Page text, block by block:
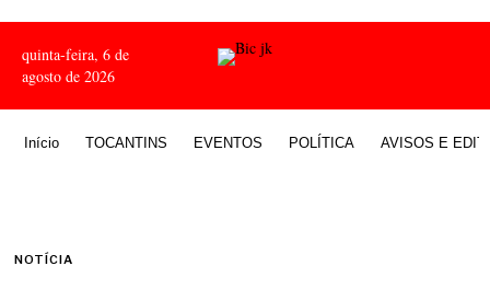
quinta-feira, 6 de
agosto de 2026
Início TOCANTINS EVENTOS POLÍTICA AVISOS E
NOTÍCIA